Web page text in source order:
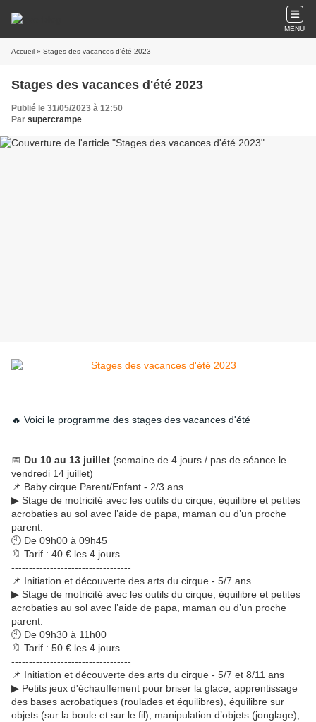
MENU
Accueil » Stages des vacances d'été 2023
Stages des vacances d'été 2023
Publié le 31/05/2023 à 12:50
Par supercrampe
🔥 Voici le programme des stages des vacances d'été
📅 Du 10 au 13 juillet (semaine de 4 jours / pas de séance le
vendredi 14 juillet)
📌 Baby cirque Parent/Enfant - 2/3 ans
▶ Stage de motricité avec les outils du cirque, équilibre et petites
acrobaties au sol avec l’aide de papa, maman ou d’un proche
parent.
🕙 De 09h00 à 09h45
🔖 Tarif : 40 € les 4 jours
----------------------------------
📌 Initiation et découverte des arts du cirque - 5/7 ans
▶ Stage de motricité avec les outils du cirque, équilibre et petites
acrobaties au sol avec l’aide de papa, maman ou d’un proche
parent.
🕙 De 09h30 à 11h00
🔖 Tarif : 50 € les 4 jours
----------------------------------
📌 Initiation et découverte des arts du cirque - 5/7 et 8/11 ans
▶ Petits jeux d'échauffement pour briser la glace, apprentissage
des bases acrobatiques (roulades et équilibres), équilibre sur
objets (sur la boule et sur le fil), manipulation d’objets (jonglage),